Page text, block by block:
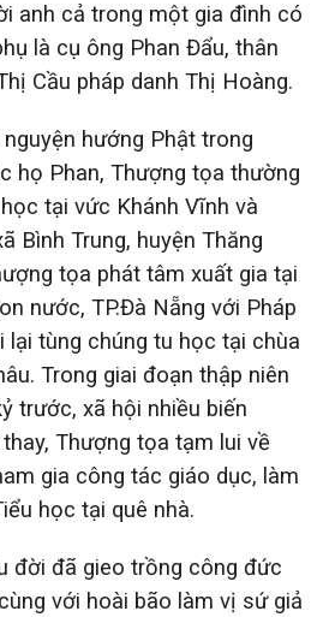
anh cả trong một gia đình có
là cụ ông Phan Đẩu, thân
Cầu pháp danh Thị Hoàng.
hướng Phật trong
họ Phan, Thượng tọa thường
tại vức Khánh Vĩnh và
Bình Trung, huyện Thăng
tọa phát tâm xuất gia tại
nước, TP.Đà Nẵng với Pháp
lại tùng chúng tu học tại chùa
Trong giai đoạn thập niên
trước, xã hội nhiều biến
Thượng tọa tạm lui về
gia công tác giáo dục, làm
học tại quê nhà.
đời đã gieo trồng công đức
với hoài bão làm vị sứ giả